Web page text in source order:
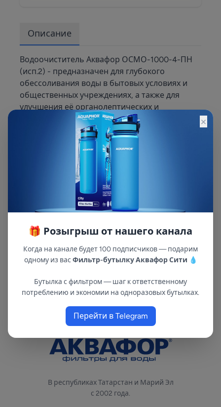
Описание
Водоочиститель Аквафор ОСМО-1000-4-ПН
(исп.2) - предназначен для глубокого
обессоливания воды в бытовых условиях и
общественных учреждениях, а также для
улучшения её органолептических и
химических характеристик: мутности, запаха,
привкуса и перманганатной окисляемости. Он
снижает содержание солей жёсткости,
алюминия, растворённого железа,
остаточного свободного хлора и
органических примесей, образующихся при
хлорировании воды. Водоочиститель
использует технологию обратного осмоса для
очистки воды. Он пропускает воду через
специальную мембрану под давлением,
которое выше осмотического. Таким образом,
вредные вещества задерживаются, а чистая
вода проходит дальше.
В республиках Татарстан и Марий Эл
с 2002 года.
×
🎁 Розыгрыш от нашего канала
Когда на канале будет 100 подписчиков — подарим
одному из вас Фильтр-бутылку Аквафор Сити 💧
Бутылка с фильтром — шаг к ответственному
потреблению и экономии на одноразовых бутылках.
Перейти в Telegram